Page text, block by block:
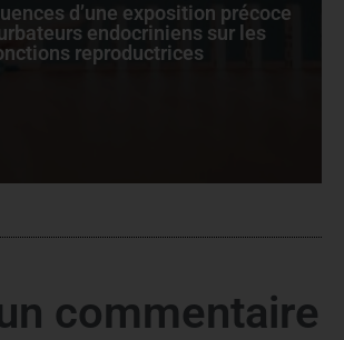
d’une exposition précoce
endocriniens sur les
reproductrices
commentaire